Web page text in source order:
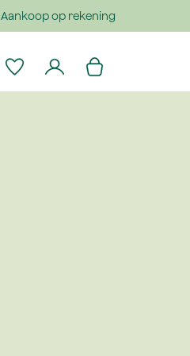
Aankoop op rekening